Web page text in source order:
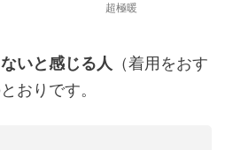
超極暖
いと感じる人 （着用をおす
おりです。